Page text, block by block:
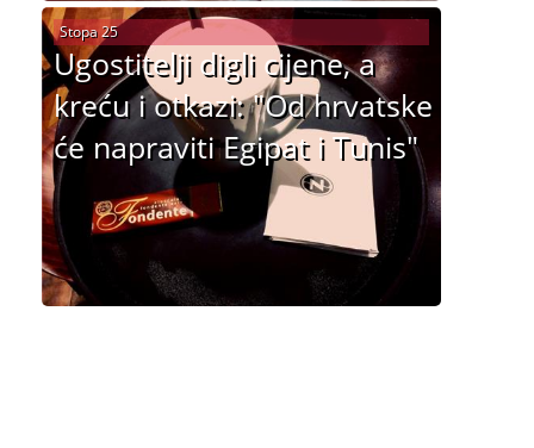
Ugostitelji digli cijene, a
kreću i otkazi: "Od hrvatske
će napraviti Egipat i Tunis"
Stopa 25